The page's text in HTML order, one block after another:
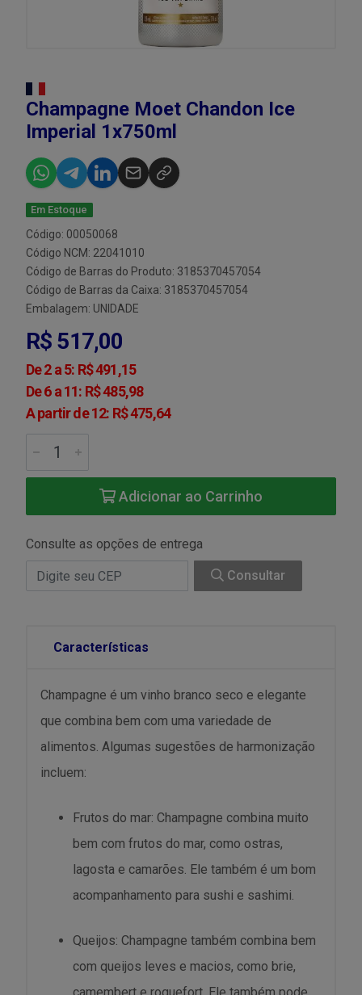
Champagne Moet Chandon Ice
Imperial 1x750ml
Em Estoque
Código: 00050068
Código NCM: 22041010
Código de Barras do Produto: 3185370457054
Código de Barras da Caixa: 3185370457054
Embalagem: UNIDADE
R$ 517,00
De 2 a 5: R$ 491,15
De 6 a 11: R$ 485,98
A partir de 12: R$ 475,64
Adicionar ao Carrinho
Consulte as opções de entrega
Consultar
Características
Champagne é um vinho branco seco e elegante
que combina bem com uma variedade de
alimentos. Algumas sugestões de harmonização
incluem:
Frutos do mar: Champagne combina muito
bem com frutos do mar, como ostras,
lagosta e camarões. Ele também é um bom
acompanhamento para sushi e sashimi.
Queijos: Champagne também combina bem
com queijos leves e macios, como brie,